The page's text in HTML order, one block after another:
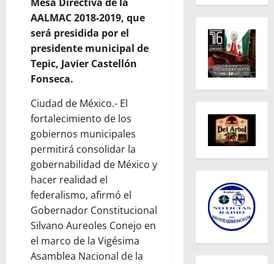
AALMAC 2018-2019, que
será presidida por el
presidente municipal de
Tepic, Javier Castellón
Fonseca.
Ciudad de México.- El
fortalecimiento de los
gobiernos municipales
permitirá consolidar la
gobernabilidad de México y
hacer realidad el
federalismo, afirmó el
Gobernador Constitucional
Silvano Aureoles Conejo en
el marco de la Vigésima
Asamblea Nacional de la